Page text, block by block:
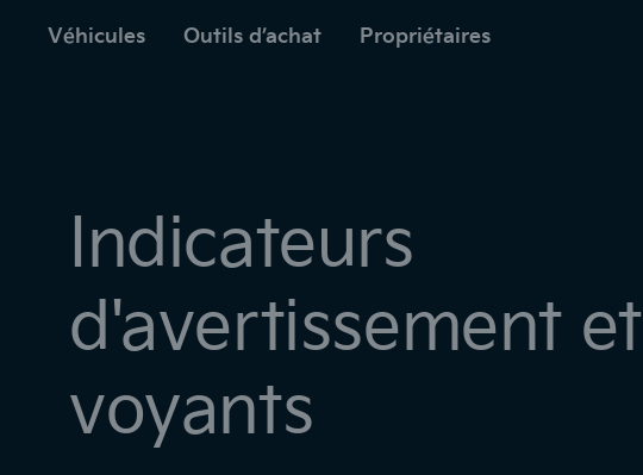
Véhicules Outils d’achat Propriétaires
Indicateurs
d'avertissement et
voyants